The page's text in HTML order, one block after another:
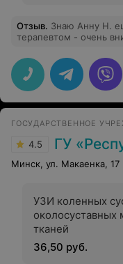
Отзыв. Знаю Анну Н.
терапевтом - очень
Анне Н. как к
диагносту. ХМ, ЭКГ и
нее: все быстро,
видно - человек на
ГОСУДАРСТВЕННОЕ
4.5 ГУ «Республиканский научно-
Минск, ул. Макаенка, 17
УЗИ коленных
околосуставных
тканей
36,50 руб.